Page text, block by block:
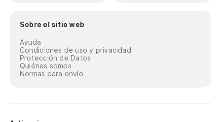
Sobre el sitio web
Ayuda
Condiciones de uso y privacidad
Protección de Datos
Quiénes somos
Normas para envío